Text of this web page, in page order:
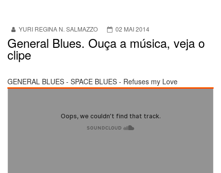
YURI REGINA N. SALMAZZO 02 MAI 2014
General Blues. Ouça a música, veja o
clipe
GENERAL BLUES - SPACE BLUES - Refuses my Love